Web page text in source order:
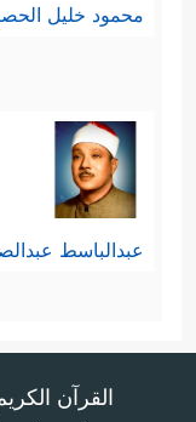
محمود خليل
عبدالباسط
القرآن